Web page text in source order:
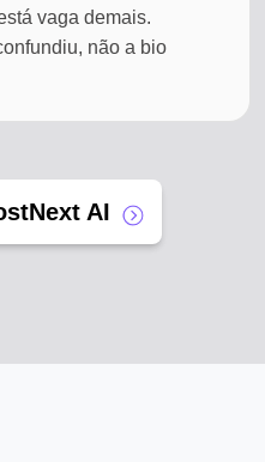
vaga demais.
não a bio
AI